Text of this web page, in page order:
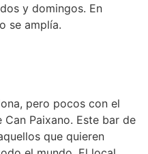
y domingos. En
se amplía.
pero pocos con el
Paixano. Este bar de
que quieren